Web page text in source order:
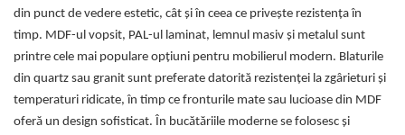
din punct de vedere estetic, cât și în ceea ce privește rezistența în
timp. MDF-ul vopsit, PAL-ul laminat, lemnul masiv și metalul sunt
printre cele mai populare opțiuni pentru mobilierul modern. Blaturile
din quartz sau granit sunt preferate datorită rezistenței la zgârieturi și
temperaturi ridicate, în timp ce fronturile mate sau lucioase din MDF
oferă un design sofisticat. În bucătăriile moderne se folosesc și